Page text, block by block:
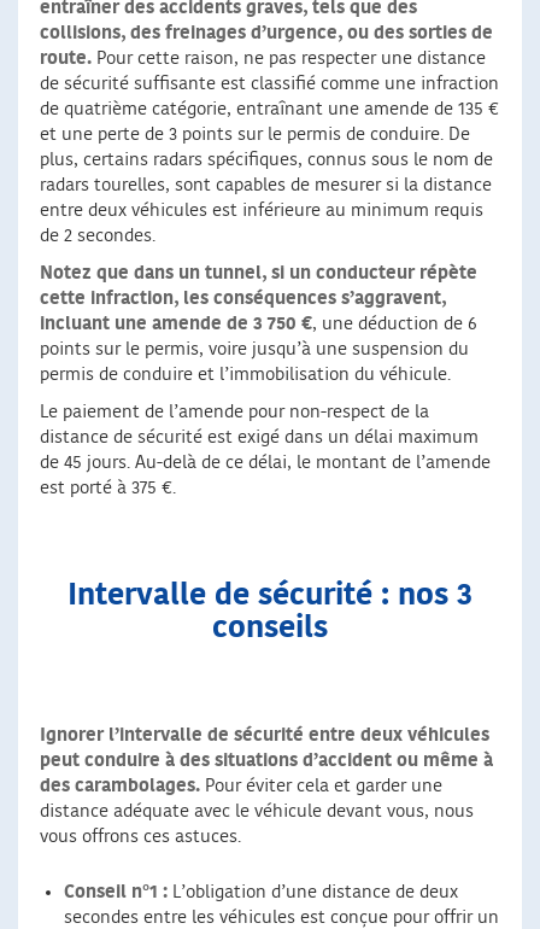
entraîner des accidents graves, tels que des
collisions, des freinages d’urgence, ou des sorties de
route. Pour cette raison, ne pas respecter une distance
de sécurité suffisante est classifié comme une infraction
de quatrième catégorie, entraînant une amende de 135 €
et une perte de 3 points sur le permis de conduire. De
plus, certains radars spécifiques, connus sous le nom de
radars tourelles, sont capables de mesurer si la distance
entre deux véhicules est inférieure au minimum requis
de 2 secondes.
Notez que dans un tunnel, si un conducteur répète
cette infraction, les conséquences s’aggravent,
incluant une amende de 3 750 €, une déduction de 6
points sur le permis, voire jusqu’à une suspension du
permis de conduire et l’immobilisation du véhicule.
Le paiement de l’amende pour non-respect de la
distance de sécurité est exigé dans un délai maximum
de 45 jours. Au-delà de ce délai, le montant de l’amende
est porté à 375 €.
Intervalle de sécurité : nos 3
conseils
Ignorer l’intervalle de sécurité entre deux véhicules
peut conduire à des situations d’accident ou même à
des carambolages. Pour éviter cela et garder une
distance adéquate avec le véhicule devant vous, nous
vous offrons ces astuces.
Conseil n°1 : L’obligation d’une distance de deux
secondes entre les véhicules est conçue pour offrir un